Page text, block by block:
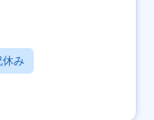
休み